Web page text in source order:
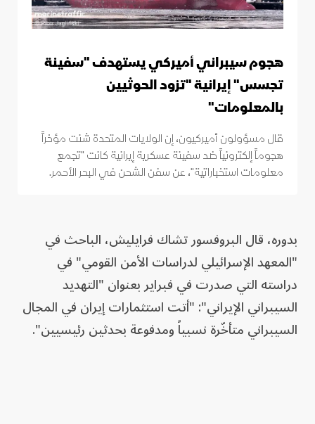
هجوم سيبراني أميركي يستهدف "سفينة
تجسس" إيرانية "تزود الحوثيين
بالمعلومات"
قال مسؤولون أميركيون، إن الولايات المتحدة شنت مؤخراً
هجوماً إلكترونياً ضد سفينة عسكرية إيرانية كانت "تجمع
معلومات استخباراتية"، عن سفن الشحن في البحر الأحمر.
بدوره، قال البروفسور تشاك فرايليش، الباحث في
"المعهد الإسرائيلي لدراسات الأمن القومي" في
دراسته التي صدرت في فبراير بعنوان "التهديد
السيبراني الإيراني": "أتت استثمارات إيران في المجال
السيبراني متأخّرة نسبياً ومدفوعة بحدثين رئيسيين".